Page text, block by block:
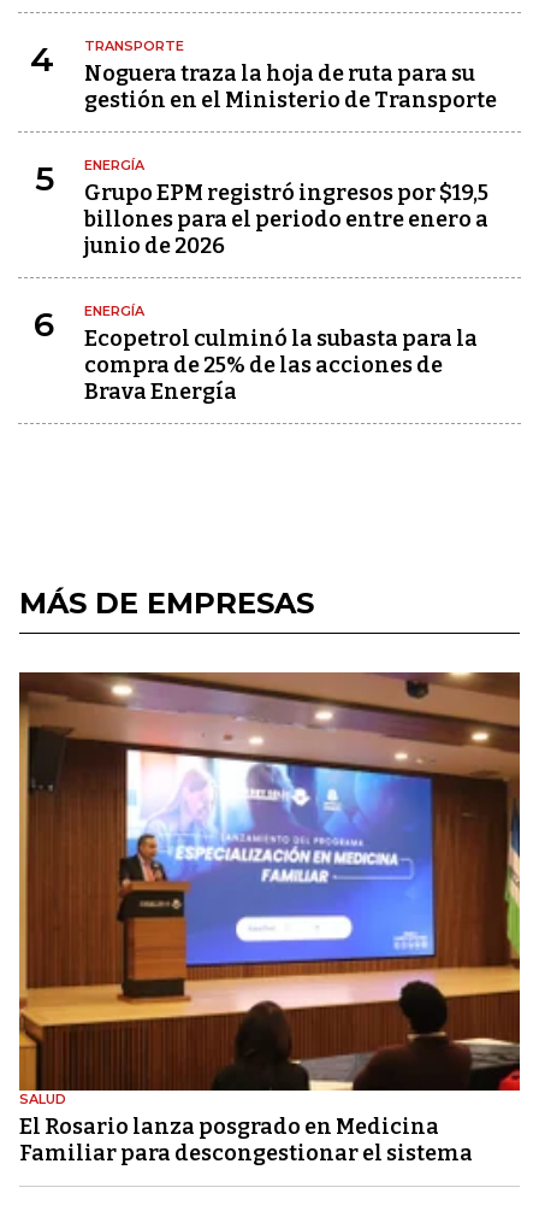
4 TRANSPORTE
Noguera traza la hoja de ruta para su
gestión en el Ministerio de Transporte
5 ENERGÍA
Grupo EPM registró ingresos por $19,5
billones para el periodo entre enero a
junio de 2026
6 ENERGÍA
Ecopetrol culminó la subasta para la
compra de 25% de las acciones de
Brava Energía
MÁS DE EMPRESAS
SALUD
El Rosario lanza posgrado en Medicina
Familiar para descongestionar el sistema